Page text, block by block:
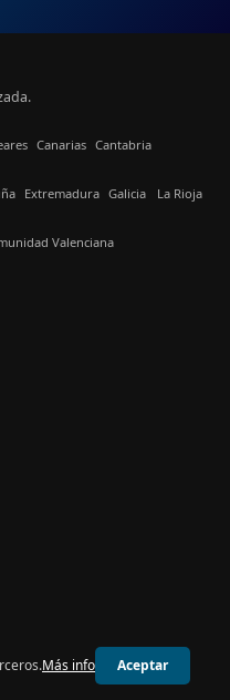
Canarias Cantabria
Extremadura Galicia La Rioja
Valenciana
Más info Aceptar